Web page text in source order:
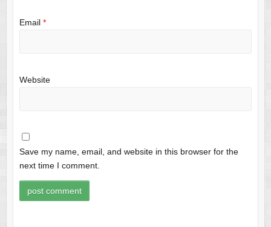
Email *
Website
Save my name, email, and website in this browser for the
next time I comment.